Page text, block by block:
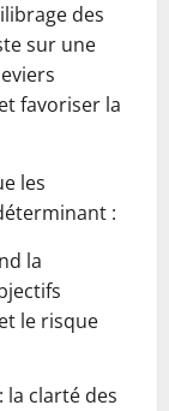
des
sur une
favoriser la
les
:
la
le risque
: la clarté des